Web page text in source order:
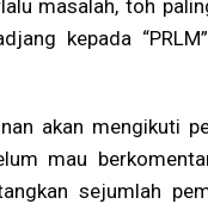
masalah, toh
kepada
akan mengikuti
mau
sejumlah